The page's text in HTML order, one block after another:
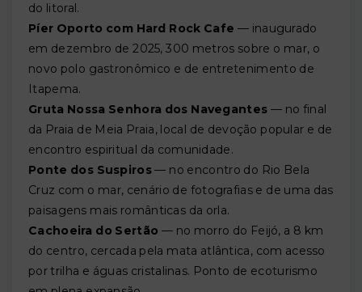
do litoral.
Píer Oporto com Hard Rock Cafe — inaugurado
em dezembro de 2025, 300 metros sobre o mar, o
novo polo gastronômico e de entretenimento de
Itapema.
Gruta Nossa Senhora dos Navegantes — no final
da Praia de Meia Praia, local de devoção popular e de
encontro espiritual da comunidade.
Ponte dos Suspiros— no encontro do Rio Bela
Cruz com o mar, cenário de fotografias e de uma das
paisagens mais românticas da orla.
Cachoeira do Sertão — no morro do Feijó, a 8 km
do centro, cercada pela mata atlântica, com acesso
por trilha e águas cristalinas. Ponto de ecoturismo